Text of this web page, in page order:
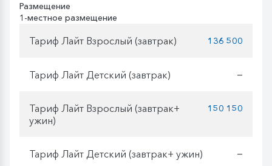
Размещение
1-местное размещение
Тариф Лайт Взрослый (завтрак) 136 500
Тариф Лайт Детский (завтрак) —
Тариф Лайт Взрослый (завтрак+
ужин)
150 150
Тариф Лайт Детский (завтрак+ ужин) —